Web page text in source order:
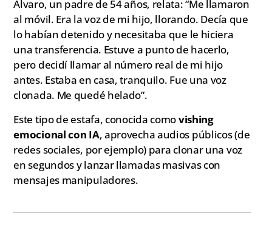
Álvaro, un padre de 54 años, relata: “Me llamaron
al móvil. Era la voz de mi hijo, llorando. Decía que
lo habían detenido y necesitaba que le hiciera
una transferencia. Estuve a punto de hacerlo,
pero decidí llamar al número real de mi hijo
antes. Estaba en casa, tranquilo. Fue una voz
clonada. Me quedé helado”.
Este tipo de estafa, conocida comovishing
emocional con IA, aprovecha audios públicos (de
redes sociales, por ejemplo) para clonar una voz
en segundos y lanzar llamadas masivas con
mensajes manipuladores.